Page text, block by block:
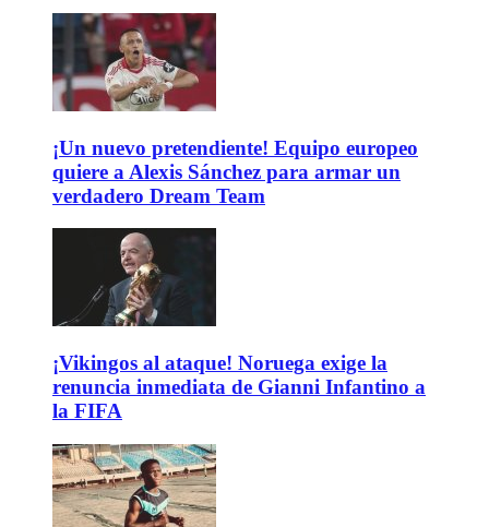
¡Un nuevo pretendiente! Equipo europeo
quiere a Alexis Sánchez para armar un
verdadero Dream Team
¡Vikingos al ataque! Noruega exige la
renuncia inmediata de Gianni Infantino a
la FIFA